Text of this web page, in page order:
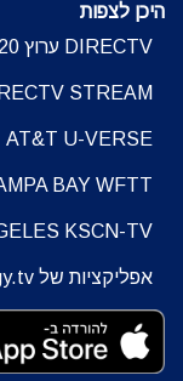
היכן לצפות
DIRECTV ערוץ 320
STREAM
AT&T U-VERSE
BAY WFTT
KSCN-TV
אפליקציות של Scientology.tv